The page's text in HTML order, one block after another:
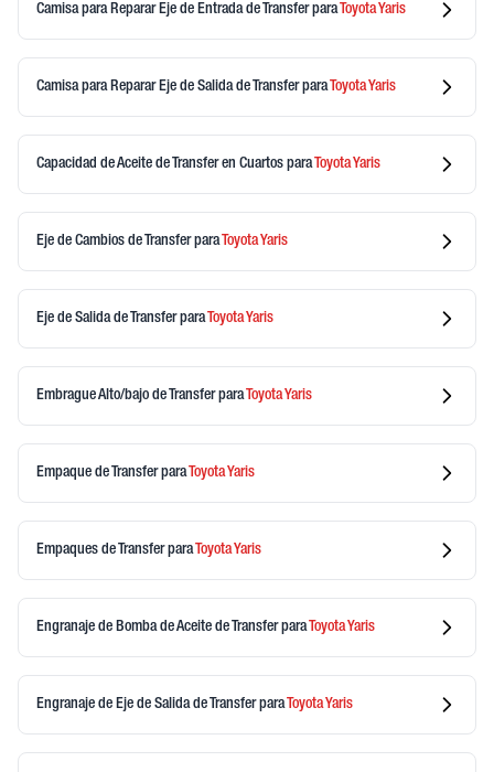
Camisa para Reparar Eje de Entrada de TransferparaToyotaYaris
Camisa para Reparar Eje de Salida de TransferparaToyotaYaris
Capacidad de Aceite de Transfer en Cuartos paraToyotaYaris
Eje de Cambios de TransferparaToyotaYaris
Eje de Salida de TransferparaToyotaYaris
Embrague Alto/bajo de TransferparaToyotaYaris
Empaque de TransferparaToyotaYaris
Empaques de TransferparaToyotaYaris
Engranaje de Bomba de Aceite de TransferparaToyotaYaris
Engranaje de Eje de Salida de TransferparaToyotaYaris